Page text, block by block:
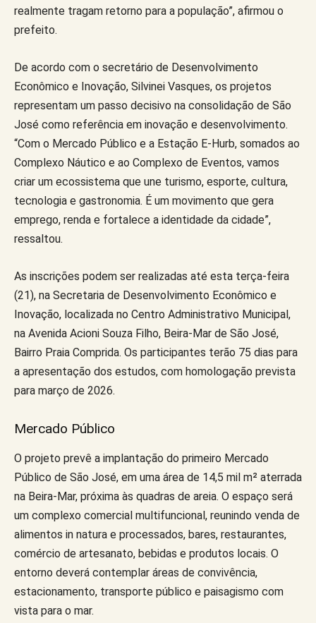
realmente tragam retorno para a população”, afirmou o
prefeito.
De acordo com o secretário de Desenvolvimento
Econômico e Inovação, Silvinei Vasques, os projetos
representam um passo decisivo na consolidação de São
José como referência em inovação e desenvolvimento.
“Com o Mercado Público e a Estação E-Hurb, somados ao
Complexo Náutico e ao Complexo de Eventos, vamos
criar um ecossistema que une turismo, esporte, cultura,
tecnologia e gastronomia. É um movimento que gera
emprego, renda e fortalece a identidade da cidade”,
ressaltou.
As inscrições podem ser realizadas até esta terça-feira
(21), na Secretaria de Desenvolvimento Econômico e
Inovação, localizada no Centro Administrativo Municipal,
na Avenida Acioni Souza Filho, Beira-Mar de São José,
Bairro Praia Comprida. Os participantes terão 75 dias para
a apresentação dos estudos, com homologação prevista
para março de 2026.
Mercado Público
O projeto prevê a implantação do primeiro Mercado
Público de São José, em uma área de 14,5 mil m² aterrada
na Beira-Mar, próxima às quadras de areia. O espaço será
um complexo comercial multifuncional, reunindo venda de
alimentos in natura e processados, bares, restaurantes,
comércio de artesanato, bebidas e produtos locais. O
entorno deverá contemplar áreas de convivência,
estacionamento, transporte público e paisagismo com
vista para o mar.